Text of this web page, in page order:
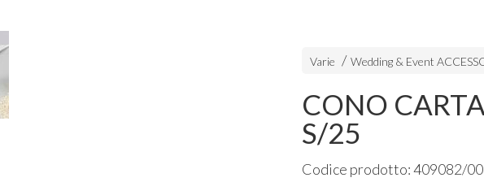
Varie Wedding & Event
CONO
S/25
Codice prodotto: 409082/